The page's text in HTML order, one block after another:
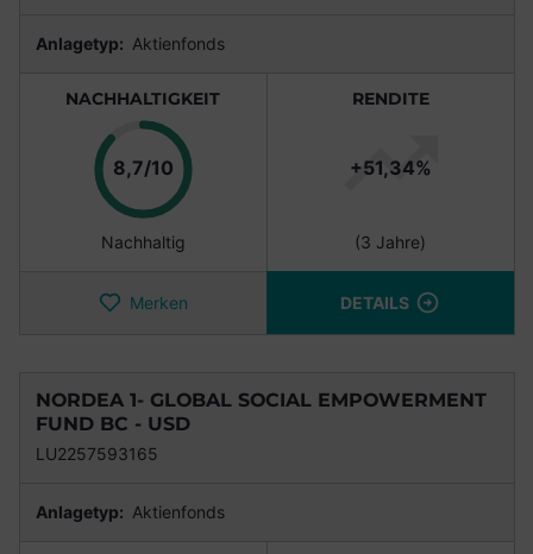
Anlagetyp: Aktienfonds
NACHHALTIGKEIT
8,7/10Punkte
Nachhaltig
RENDITE
+51,34%
(3 Jahre)
Merken DETAILS
NORDEA 1- GLOBAL SOCIAL EMPOWERMENT
FUND BC - USD
LU2257593165
Anlagetyp: Aktienfonds